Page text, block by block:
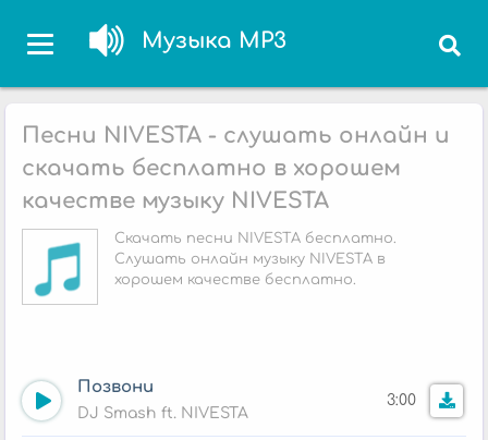
Музыка MP3
Песни NIVESTA - слушать онлайн и
скачать бесплатно в хорошем
качестве музыку NIVESTA
Скачать песни NIVESTA бесплатно.
Слушать онлайн музыку NIVESTA в
хорошем качестве бесплатно.
Позвони
DJ Smash ft. NIVESTA
3:00